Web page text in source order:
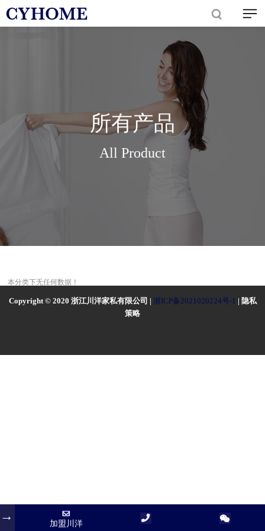
所有产品
All Product
本分类下无任何数据！
Copyright © 2020 浙江川洋家私有限公司 | 浙ICP备2021020224号-1 | 隐私
策略
加盟川洋
加盟川洋